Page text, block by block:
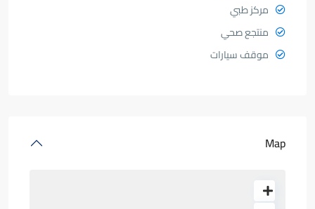
مركز طبي
منتجع صحي
موقف سيارات
Map